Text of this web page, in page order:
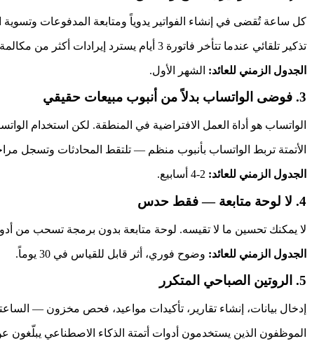
كل ساعة تُقضى في إنشاء الفواتير يدوياً ومتابعة المدفوعات
تذكير تلقائي عندما تتأخر فاتورة 3 أيام يسترد إيرادات أكثر من مكالمة تحصيل مخصصة بعد أسبوع.
الجدول الزمني للعائد: الشهر الأول.
3. فوضى الواتساب بدلاً من أنبوب مبيعات حقيقي
الواتساب هو أداة العمل الافتراضية في المنطقة. لكن استخدام
الأتمتة تربط الواتساب بأنبوب منظم — تلتقط المحادثات وتسجل
الجدول الزمني للعائد:
4. لا لوحة متابعة — فقط حدس
لا يمكنك تحسين ما لا تقيسه. لوحة متابعة بدون برمجة تسحب من أدواتك الحالية تعطيك 6-10
الجدول الزمني للعائد: وضوح فوري، أثر قابل للقياس في 30 يوماً.
5. الروتين الصباحي المتكرر
إدخال بيانات، إنشاء تقارير، تأكيدات مواعيد، فحص مخزون —
الموظفون الذين يستخدمون أدوات أتمتة الذكاء الاصطناعي يبلّغون عن